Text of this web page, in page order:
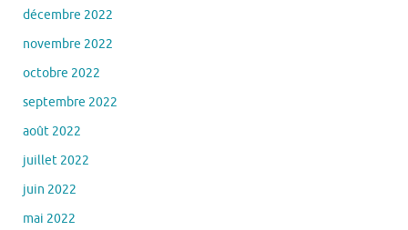
décembre 2022
novembre 2022
octobre 2022
septembre 2022
août 2022
juillet 2022
juin 2022
mai 2022